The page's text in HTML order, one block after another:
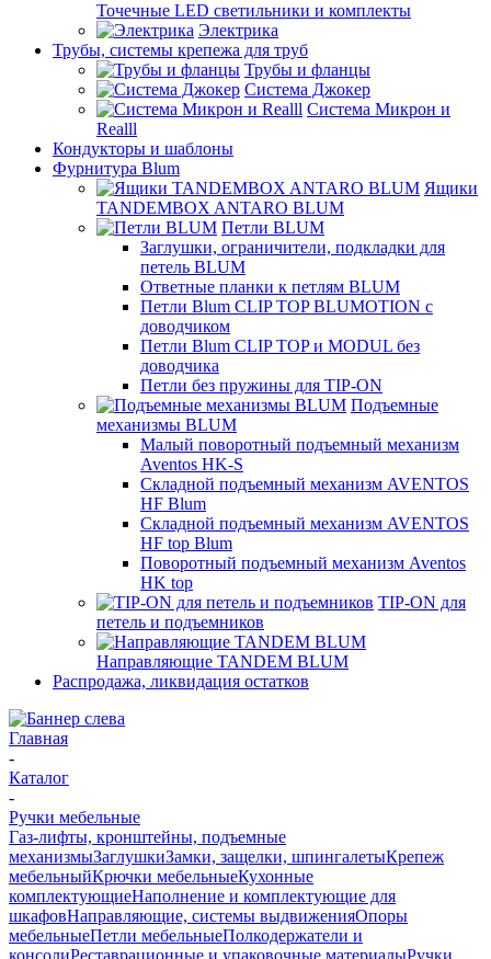
Точечные LED светильники и комплекты
Электрика
Трубы, системы крепежа для труб
Трубы и фланцы
Система Джокер
Система Микрон и
Realll
Кондукторы и шаблоны
Фурнитура Blum
Ящики
TANDEMBOX ANTARO BLUM
Петли BLUM
Заглушки, ограничители, подкладки для
петель BLUM
Ответные планки к петлям BLUM
Петли Blum CLIP TOP BLUMOTION с
доводчиком
Петли Blum CLIP TOP и MODUL без
доводчика
Петли без пружины для TIP-ON
Подъемные
механизмы BLUM
Малый поворотный подъемный механизм
Aventos HK-S
Складной подъемный механизм AVENTOS
HF Blum
Складной подъемный механизм AVENTOS
HF top Blum
Поворотный подъемный механизм Aventos
HK top
TIP-ON для
петель и подъемников
Направляющие TANDEM BLUM
Распродажа, ликвидация остатков
Главная
-
Каталог
-
Ручки мебельные
Газ-лифты, кронштейны, подъемные
механизмыЗаглушкиЗамки, защелки, шпингалетыКрепеж
мебельныйКрючки мебельныеКухонные
комплектующиеНаполнение и комплектующие для
шкафовНаправляющие, системы выдвиженияОпоры
мебельныеПетли мебельныеПолкодержатели и
консолиРеставрационные и упаковочные материалыРучки